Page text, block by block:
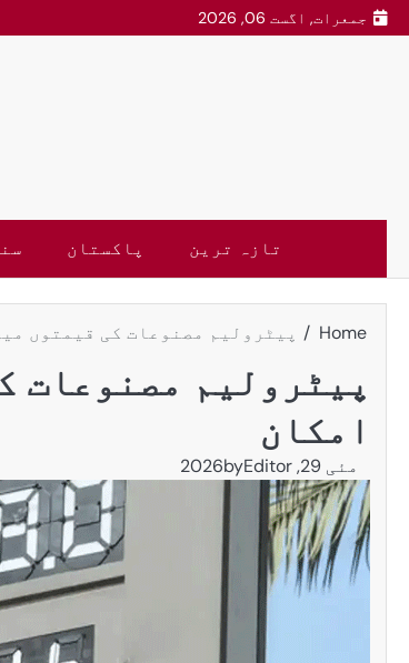
جمعرات, اگست 06, 2026
تازہ ترین پاکستان
Home پیٹرولیم مصنوعات کی قیمتوں
پیٹرولیم مصنوعات
امکان
مئی 29, 2026 byEditor
سنٹرل ایشیا
پاکستان